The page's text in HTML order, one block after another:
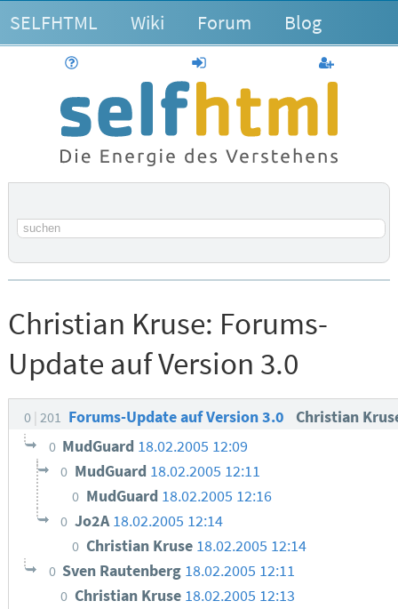
SELFHTML Wiki Forum Blog
anmelden
Suchbegriff
Christian Kruse: Forums-
Update auf Version 3.0
0 201 Forums-Update auf Version 3.0 Christian
0 MudGuard 18.02.2005 12:09
0 MudGuard 18.02.2005 12:11
0 MudGuard 18.02.2005 12:16
0 Jo2A18.02.2005 12:14
0 Christian Kruse 18.02.2005 12:14
0 Sven Rautenberg 18.02.2005 12:11
0 Christian Kruse 18.02.2005 12:13